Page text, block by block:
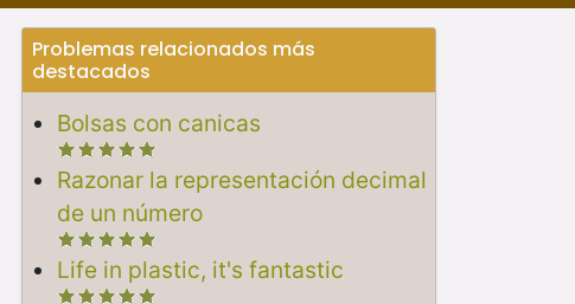
Problemas relacionados más
destacados
Bolsas con canicas
Razonar la representación decimal
de un número
Life in plastic, it's fantastic